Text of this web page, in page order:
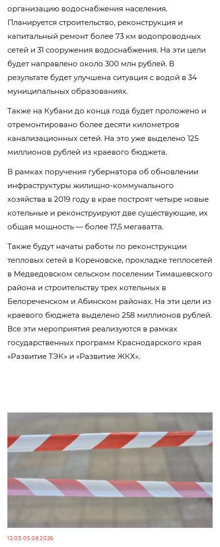
организацию водоснабжения населения.
Планируется строительство, реконструкция и
капитальный ремонт более 73 км водопроводных
сетей и 31 сооружения водоснабжения. На эти цели
будет направлено около 300 млн рублей. В
результате будет улучшена ситуация с водой в 34
муниципальных образованиях.
Также на Кубани до конца года будет проложено и
отремонтировано более десяти километров
канализационных сетей. На это уже выделено 125
миллионов рублей из краевого бюджета.
В рамках поручения губернатора об обновлении
инфраструктуры жилищно-коммунального
хозяйства в 2019 году в крае построят четыре новые
котельные и реконструируют две существующие, их
общая мощность — более 17,5 мегаватта.
Также будут начаты работы по реконструкции
тепловых сетей в Кореновске, прокладке теплосетей
в Медведовском сельском поселении Тимашевского
района и строительству трех котельных в
Белореченском и Абинском районах. На эти цели из
краевого бюджета выделено 258 миллионов рублей.
Все эти мероприятия реализуются в рамках
государственных программ Краснодарского края
«Развитие ТЭК» и «Развитие ЖКХ».
12:03 05.08.2026